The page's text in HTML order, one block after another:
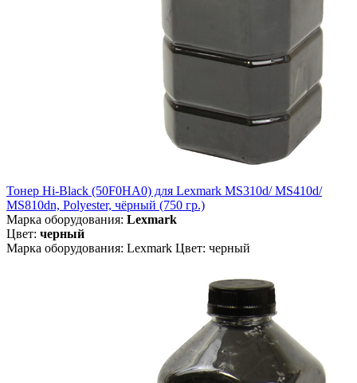
Тонер Hi-Black (50F0HA0) для Lexmark MS310d/ MS410d/
MS810dn, Polyester, чёрный (750 гр.)
Марка оборудования: Lexmark
Цвет: черный
Марка оборудования: Lexmark Цвет: черный